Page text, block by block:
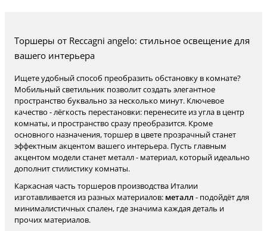
Торшеры от Reccagni angelo: стильное освещение для
вашего интерьера
Ищете удобный способ преобразить обстановку в комнате?
Мобильный светильник позволит создать элегантное
пространство буквально за несколько минут. Ключевое
качество - лёгкость перестановки: перенесите из угла в центр
комнаты, и пространство сразу преобразится. Кроме
основного назначения, торшер в цвете прозрачный станет
эффектным акцентом вашего интерьера. Пусть главным
акцентом модели станет металл - материал, который идеально
дополнит стилистику комнаты.
Каркасная часть торшеров производства Италии
изготавливается из разных материалов: металл - подойдёт для
минималистичных спален, где значима каждая деталь и
прочих материалов.